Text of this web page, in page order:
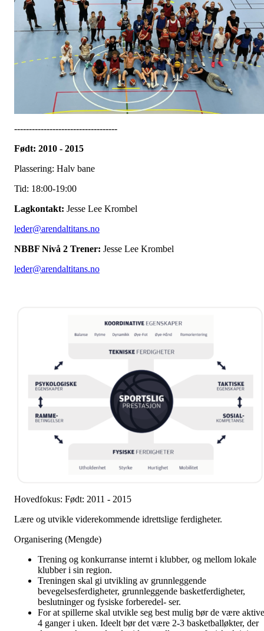
-----------------------------------
Født: 2010 - 2015
Plassering: Halv bane
Tid: 18:00-19:00
Lagkontakt: Jesse Lee Krombel
leder@arendaltitans.no
NBBF Nivå 2 Trener: Jesse Lee Krombel
leder@arendaltitans.no
Hovedfokus: Født: 2011 - 2015
Lære og utvikle viderekommende idrettslige ferdigheter.
Organisering (Mengde)
Trening og konkurranse internt i klubber, og mellom lokale
klubber i sin region.
Treningen skal gi utvikling av grunnleggende
bevegelsesferdigheter, grunnleggende basketferdigheter,
beslutninger og fysiske forberedel- ser.
For at spillerne skal utvikle seg best mulig bør de være aktive
4 ganger i uken. Ideelt bør det være 2-3 basketballøkter, der